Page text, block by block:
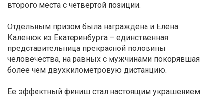
второго места с четвертой позиции.
Отдельным призом была награждена и Елена
Каленюк из Екатеринбурга – единственная
представительница прекрасной половины
человечества, на равных с мужчинами покорявшая
более чем двухкилометровую дистанцию.
Ее эффектный финиш стал настоящим украшением